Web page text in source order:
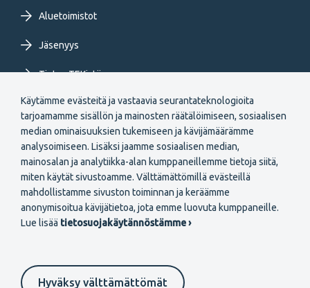
Käytämme evästeitä ja vastaavia seurantateknologioita
tarjoamamme sisällön ja mainosten räätälöimiseen, sosiaalisen
median ominaisuuksien tukemiseen ja kävijämäärämme
analysoimiseen. Lisäksi jaamme sosiaalisen median,
mainosalan ja analytiikka-alan kumppaneillemme tietoja siitä,
miten käytät sivustoamme. Välttämättömillä evästeillä
mahdollistamme sivuston toiminnan ja keräämme
anonymisoitua kävijätietoa, jota emme luovuta kumppaneille.
Lue lisää tietosuojakäytännöstämme ›
Hyväksy välttämättömät
Aluetoimistot
Jäsenyys
Tietoa TEKistä
Extranet
Secondary
FI
Liity jäseneksi
Suomeksi In English På svenska